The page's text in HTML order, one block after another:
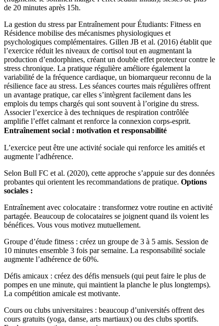
de 20 minutes après 15h.
La gestion du stress par Entraînement pour Étudiants: Fitness en
Résidence mobilise des mécanismes physiologiques et
psychologiques complémentaires. Gillen JB et al. (2016) établit que
l’exercice réduit les niveaux de cortisol tout en augmentant la
production d’endorphines, créant un double effet protecteur contre le
stress chronique. La pratique régulière améliore également la
variabilité de la fréquence cardiaque, un biomarqueur reconnu de la
résilience face au stress. Les séances courtes mais régulières offrent
un avantage pratique, car elles s’intègrent facilement dans les
emplois du temps chargés qui sont souvent à l’origine du stress.
Associer l’exercice à des techniques de respiration contrôlée
amplifie l’effet calmant et renforce la connexion corps-esprit.
Entraînement social : motivation et responsabilité
L’exercice peut être une activité sociale qui renforce les amitiés et
augmente l’adhérence.
Selon Bull FC et al. (2020), cette approche s’appuie sur des données
probantes qui orientent les recommandations de pratique. Options
sociales :
Entraînement avec colocataire : transformez votre routine en activité
partagée. Beaucoup de colocataires se joignent quand ils voient les
bénéfices. Vous vous motivez mutuellement.
Groupe d’étude fitness : créez un groupe de 3 à 5 amis. Session de
10 minutes ensemble 3 fois par semaine. La responsabilité sociale
augmente l’adhérence de 60%.
Défis amicaux : créez des défis mensuels (qui peut faire le plus de
pompes en une minute, qui maintient la planche le plus longtemps).
La compétition amicale est motivante.
Cours ou clubs universitaires : beaucoup d’universités offrent des
cours gratuits (yoga, danse, arts martiaux) ou des clubs sportifs.